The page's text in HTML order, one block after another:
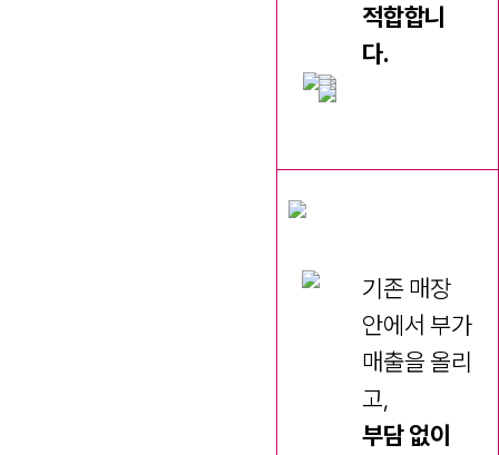
적합합니
다.
기존 매장
안에서 부가
매출을 올리
고,
부담 없이